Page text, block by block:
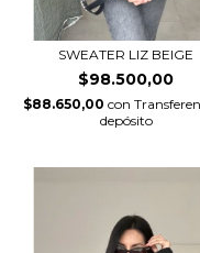
SWEATER LIZ BEIGE
$98.500,00
$88.650,00 con
depósito